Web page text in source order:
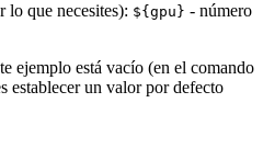
lo que necesites): ${gpu} - número
ejemplo está vacío (en el comando
establecer un valor por defecto